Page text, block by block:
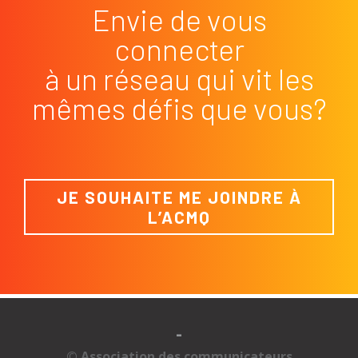
Envie de vous
connecter
à un réseau qui vit les
mêmes défis que vous?
JE SOUHAITE ME JOINDRE À
L’ACMQ
-